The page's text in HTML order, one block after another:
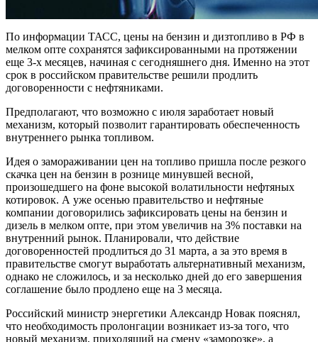
По информации ТАСС, цены на бензин и дизтопливо в РФ в
мелком опте сохранятся зафиксированными на протяжении
еще 3-х месяцев, начиная с сегодняшнего дня. Именно на этот
срок в российском правительстве решили продлить
договоренности с нефтяниками.
Предполагают, что возможно с июля заработает новый
механизм, который позволит гарантировать обеспеченность
внутреннего рынка топливом.
Идея о замораживании цен на топливо пришла после резкого
скачка цен на бензин в рознице минувшей весной,
произошедшего на фоне высокой волатильности нефтяных
котировок. А уже осенью правительство и нефтяные
компании договорились зафиксировать цены на бензин и
дизель в мелком опте, при этом увеличив на 3% поставки на
внутренний рынок. Планировали, что действие
договоренностей продлиться до 31 марта, а за это время в
правительстве смогут выработать альтернативный механизм,
однако не сложилось, и за несколько дней до его завершения
соглашение было продлено еще на 3 месяца.
Российский министр энергетики Александр Новак пояснял,
что необходимость пролонгации возникает из-за того, что
новый механизм, приходящий на смену «заморозке», а